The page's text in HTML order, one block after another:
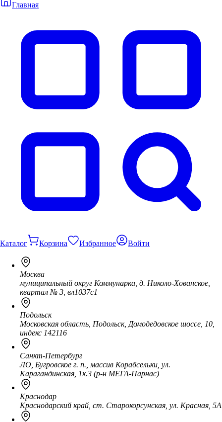
Главная
Каталог Корзина Избранное Войти
Москва
муниципальный округ Коммунарка, д. Николо-Хованское,
квартал № 3, вл1037с1
Подольск
Московская область, Подольск, Домодедовское шоссе, 10,
индекс 142116
Санкт-Петербург
ЛО, Бугровское г. п., массив Корабсельки, ул.
Карагандинская, 1к.3 (р-н МЕГА-Парнас)
Краснодар
Краснодарский край, ст. Старокорсунская, ул. Красная, 5А